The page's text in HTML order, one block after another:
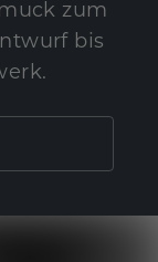
zum
bis